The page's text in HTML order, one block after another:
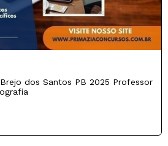
dos Santos PB 2025 Professor